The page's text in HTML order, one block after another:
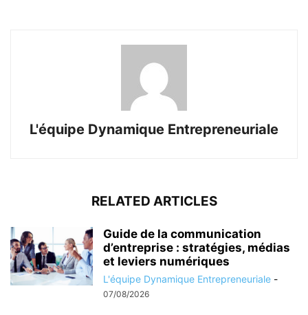
L'équipe Dynamique Entrepreneuriale
RELATED ARTICLES
Guide de la communication
d’entreprise : stratégies, médias
et leviers numériques
L'équipe Dynamique Entrepreneuriale -
07/08/2026